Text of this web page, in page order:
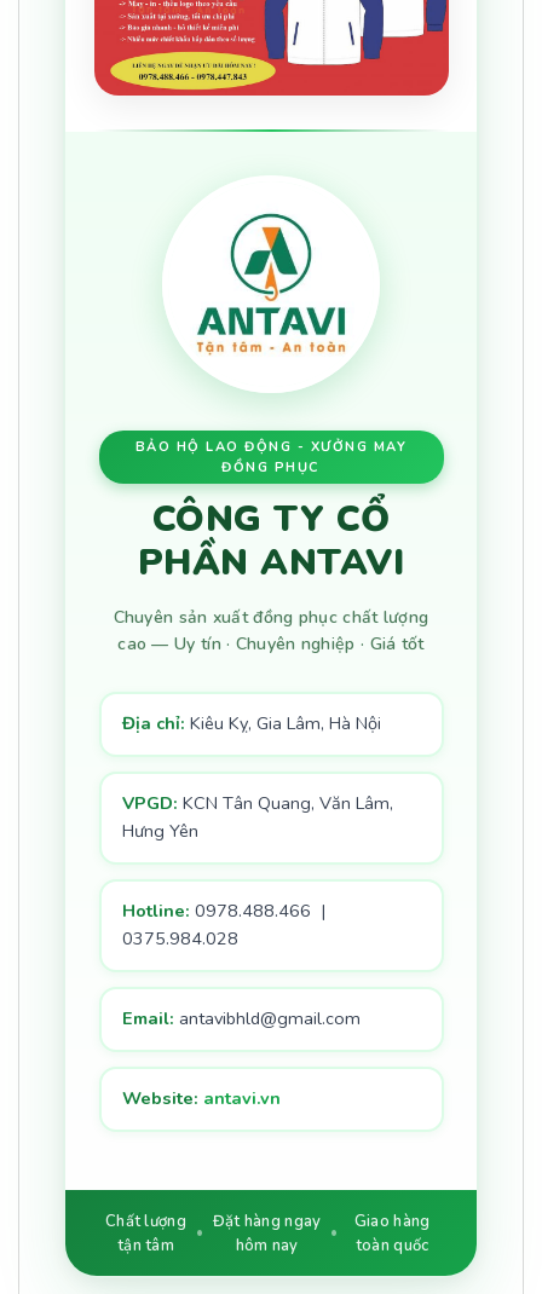
BẢO HỘ LAO ĐỘNG - XƯỞNG MAY
ĐỒNG PHỤC
CÔNG TY CỔ
PHẦN ANTAVI
Chuyên sản xuất đồng phục chất lượng
cao — Uy tín · Chuyên nghiệp · Giá tốt
Địa chỉ: Kiêu Kỵ, Gia Lâm, Hà Nội
VPGD: KCN Tân Quang, Văn Lâm,
Hưng Yên
Hotline: 0978.488.466 |
0375.984.028
Email: antavibhld@gmail.com
Website: antavi.vn
Chất lượng
tận tâm
Đặt hàng ngay
hôm nay
Giao hàng
toàn quốc